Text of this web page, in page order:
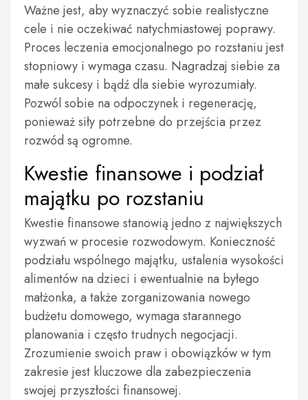
Ważne jest, aby wyznaczyć sobie realistyczne
cele i nie oczekiwać natychmiastowej poprawy.
Proces leczenia emocjonalnego po rozstaniu jest
stopniowy i wymaga czasu. Nagradzaj siebie za
małe sukcesy i bądź dla siebie wyrozumiały.
Pozwól sobie na odpoczynek i regenerację,
ponieważ siły potrzebne do przejścia przez
rozwód są ogromne.
Kwestie finansowe i podział
majątku po rozstaniu
Kwestie finansowe stanowią jedno z największych
wyzwań w procesie rozwodowym. Konieczność
podziału wspólnego majątku, ustalenia wysokości
alimentów na dzieci i ewentualnie na byłego
małżonka, a także zorganizowania nowego
budżetu domowego, wymaga starannego
planowania i często trudnych negocjacji.
Zrozumienie swoich praw i obowiązków w tym
zakresie jest kluczowe dla zabezpieczenia
swojej przyszłości finansowej.